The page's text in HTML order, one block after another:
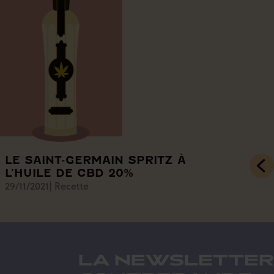
LE SAINT-GERMAIN SPRITZ À
L’HUILE DE CBD 20%
29/11/2021| Recette